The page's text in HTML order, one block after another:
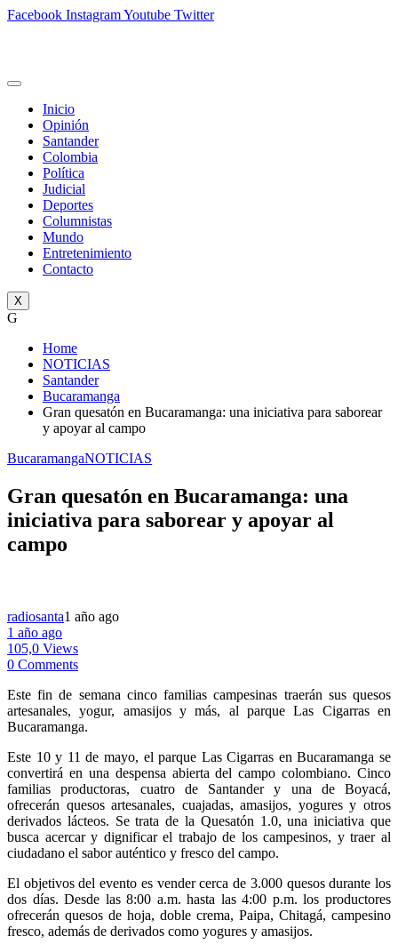
Facebook InstagramYoutube Twitter
Inicio
Opinión
Santander
Colombia
Política
Judicial
Deportes
Columnistas
Mundo
Entretenimiento
Contacto
X
G
Home
NOTICIAS
Santander
Bucaramanga
Gran quesatón en Bucaramanga: una iniciativa para saborear
y apoyar al campo
BucaramangaNOTICIAS
Gran quesatón en Bucaramanga: una
iniciativa para saborear y apoyar al
campo
radiosanta1 año ago
1 año ago
105,0 Views
0 Comments
Este fin de semana cinco familias campesinas traerán sus quesos
artesanales, yogur, amasijos y más, al parque Las Cigarras en
Bucaramanga.
Este 10 y 11 de mayo, el parque Las Cigarras en Bucaramanga se
convertirá en una despensa abierta del campo colombiano. Cinco
familias productoras, cuatro de Santander y una de Boyacá,
ofrecerán quesos artesanales, cuajadas, amasijos, yogures y otros
derivados lácteos. Se trata de la Quesatón 1.0, una iniciativa que
busca acercar y dignificar el trabajo de los campesinos, y traer al
ciudadano el sabor auténtico y fresco del campo.
El objetivos del evento es vender cerca de 3.000 quesos durante los
dos días. Desde las 8:00 a.m. hasta las 4:00 p.m. los productores
ofrecerán quesos de hoja, doble crema, Paipa, Chitagá, campesino
fresco, además de derivados como yogures y amasijos.